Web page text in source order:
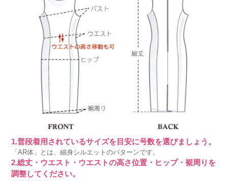
1.普段着用されているサイズを目安に号数を選びましょう。
「AR体」とは、細身シルエットのパターンです。
2.総丈・ウエスト・ウエストの高さ位置・ヒップ・裾周りを
調整してください。